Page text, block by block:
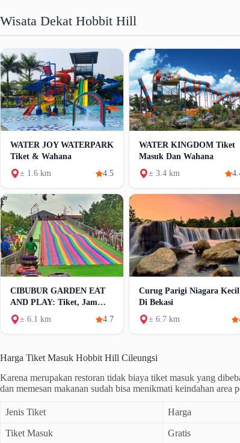
Wisata Dekat Hobbit Hill
WATER JOY WATERPARK
Tiket & Wahana
± 1.6 km
4.5
WATER KINGDOM Tiket
Masuk Dan Wahana
± 3.4 km
CIBUBUR GARDEN EAT
AND PLAY: Tiket, Jam
Buka Dan Wahana
± 6.1 km 4.7
Curug Parigi Niagara Kecil
Di Bekasi
± 6.7 km
Harga Tiket Masuk Hobbit Hill Cileungsi
Karena merupakan restoran tidak biaya tiket masuk yang
dan memesan makanan sudah bisa menikmati keindahan area
Jenis Tiket Harga
Tiket Masuk Gratis